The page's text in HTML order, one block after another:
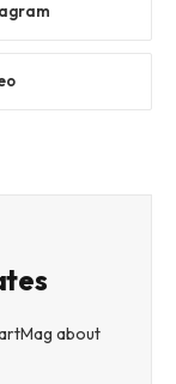
about